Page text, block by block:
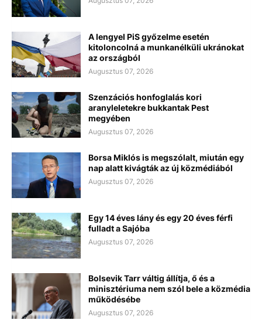
A lengyel PiS győzelme esetén
kitoloncolná a munkanélküli ukránokat
az országból
Augusztus 07, 2026
Szenzációs honfoglalás kori
aranyleletekre bukkantak Pest
megyében
Augusztus 07, 2026
Borsa Miklós is megszólalt, miután egy
nap alatt kivágták az új közmédiából
Augusztus 07, 2026
Egy 14 éves lány és egy 20 éves férfi
fulladt a Sajóba
Augusztus 07, 2026
Bolsevik Tarr váltig állítja, ő és a
minisztériuma nem szól bele a közmédia
működésébe
Augusztus 07, 2026